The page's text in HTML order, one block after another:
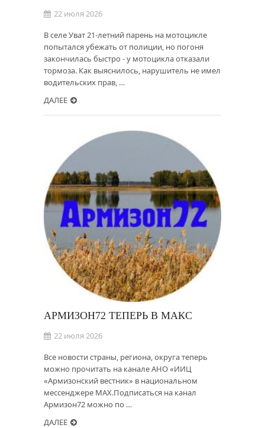
22 июля 2026
В селе Уват 21-летний парень на мотоцикле
попытался убежать от полиции, но погоня
закончилась быстро - у мотоцикла отказали
тормоза. Как выяснилось, нарушитель не имел
водительских прав, …
ДАЛЕЕ
АРМИЗОН72 ТЕПЕРЬ В MAКС
22 июля 2026
Все новости страны, региона, округа теперь
можно прочитать на канале АНО «ИИЦ
«Армизонский вестник» в национальном
мессенджере MAX.Подписаться на канал
Армизон72 можно по …
ДАЛЕЕ